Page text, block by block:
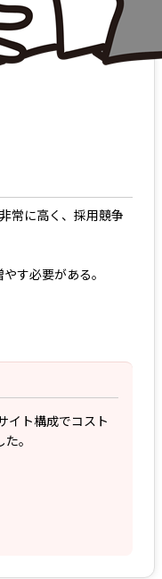
常に高く、採用競争
す必要がある。
イト構成でコスト
。